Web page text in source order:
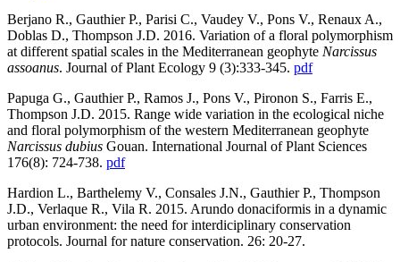
Berjano R., Gauthier P., Parisi C., Vaudey V., Pons V., Renaux A.,
Doblas D., Thompson J.D. 2016. Variation of a floral polymorphism
at different spatial scales in the Mediterranean geophyte Narcissus
assoanus. Journal of Plant Ecology 9 (3):333-345. pdf
Papuga G., Gauthier P., Ramos J., Pons V., Pironon S., Farris E.,
Thompson J.D. 2015. Range wide variation in the ecological niche
and floral polymorphism of the western Mediterranean geophyte
Narcissus dubius Gouan. International Journal of Plant Sciences
176(8): 724-738. pdf
Hardion L., Barthelemy V., Consales J.N., Gauthier P., Thompson
J.D., Verlaque R., Vila R. 2015. Arundo donaciformis in a dynamic
urban environment: the need for interdiciplinary conservation
protocols. Journal for nature conservation. 26: 20-27.